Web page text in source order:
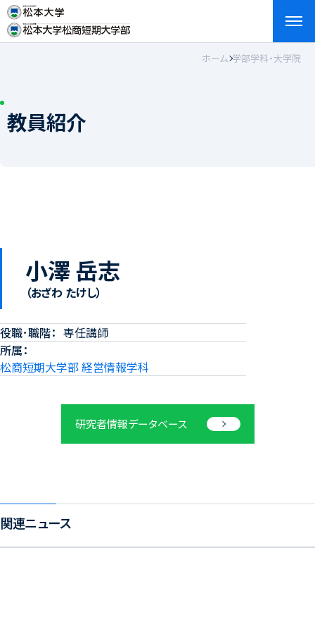
アクセス English
ホーム 学部学科・大学院
教員紹介
小澤 岳志
（おざわ たけし）
役職･職階
専任講師
所属
松商短期大学部 経営情報学科
研究者情報データベース
関連ニュース